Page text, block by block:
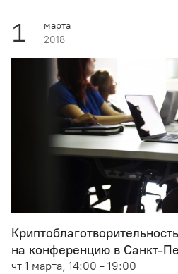
1
марта
2018
на конференцию в Санкт-
чт 1 марта, 14:00 - 19:00